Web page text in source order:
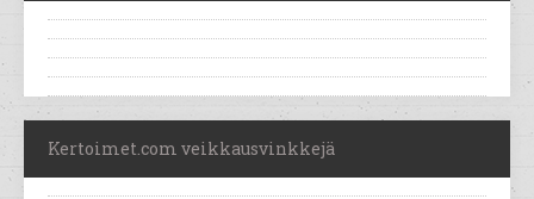
Kertoimet.com veikkausvinkkejä